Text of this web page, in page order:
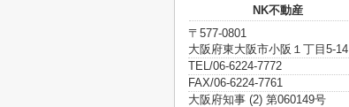
NK不動産
〒577-0801
大阪府東大阪市小阪１丁目5-14
TEL/06-6224-7772
FAX/06-6224-7761
大阪府知事 (2) 第060149号